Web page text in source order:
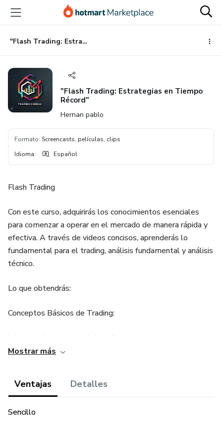
principal
página
de
página
"Flash Trading: Estrategias en Tiempo Récord"
"Flash Trading: Estrategias en Tiempo
Récord"
Hernan pablo
Formato: Screencasts, películas, clips
Idioma: Español
Flash Trading
Con este curso, adquirirás los conocimientos esenciales
para comenzar a operar en el mercado de manera rápida y
efectiva. A través de videos concisos, aprenderás lo
fundamental para el trading, análisis fundamental y análisis
técnico.
Lo que obtendrás:
Conceptos Básicos de Trading:
Análisis Fundamental:
Cómo evaluar el valor intrínseco de los activos.
Mostrar más
Ventajas Detalles
Sencillo